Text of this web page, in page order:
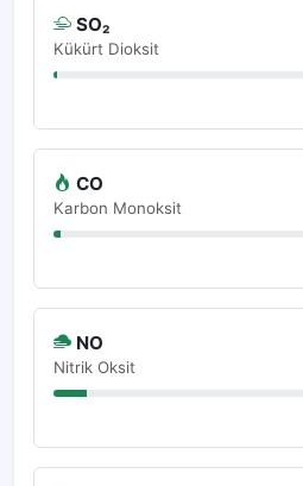
SO₂
Kükürt Dioksit
CO
Karbon Monoksit
NO
Nitrik Oksit